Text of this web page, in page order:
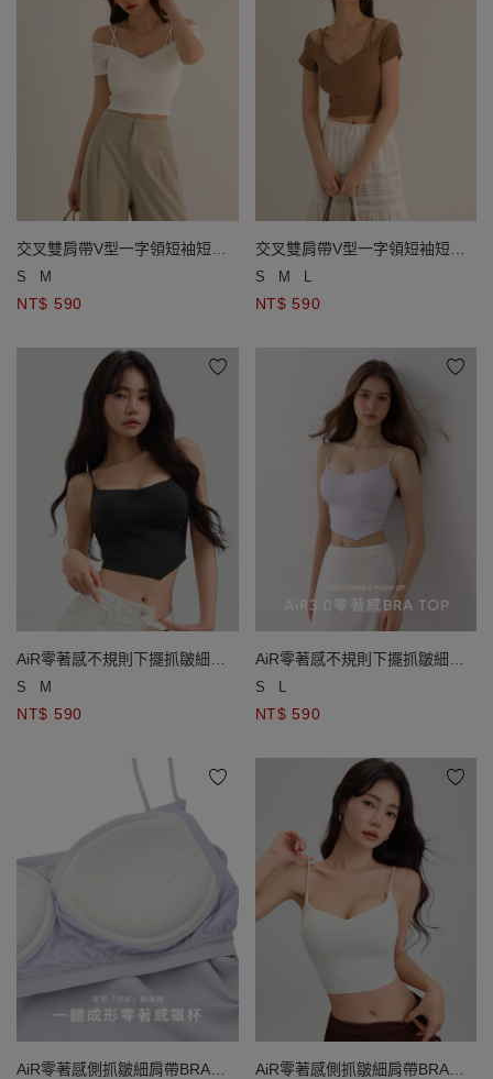
交叉雙肩帶V型一字領短袖短版
上衣(附胸墊)
S M
NT$ 590
交叉雙肩帶V型一字領短袖短版
上衣(附胸墊)
S M L
NT$ 590
AiR零著感不規則下擺抓皺細肩
帶BRA TOP
S M
NT$ 590
AiR零著感不規則下擺抓皺細肩
帶BRA TOP
S L
NT$ 590
AiR零著感側抓皺細肩帶BRA
AiR零著感側抓皺細肩帶BRA